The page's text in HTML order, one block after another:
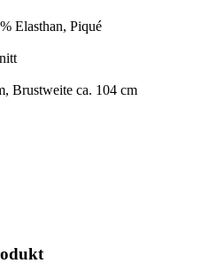
Elasthan, Piqué
Brustweite ca. 104 cm